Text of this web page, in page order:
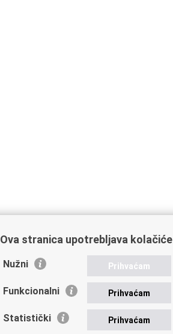
Ova stranica upotrebljava kolačiće
Nužni Prihvaćam
Funkcionalni Prihvaćam
Statistički Prihvaćam